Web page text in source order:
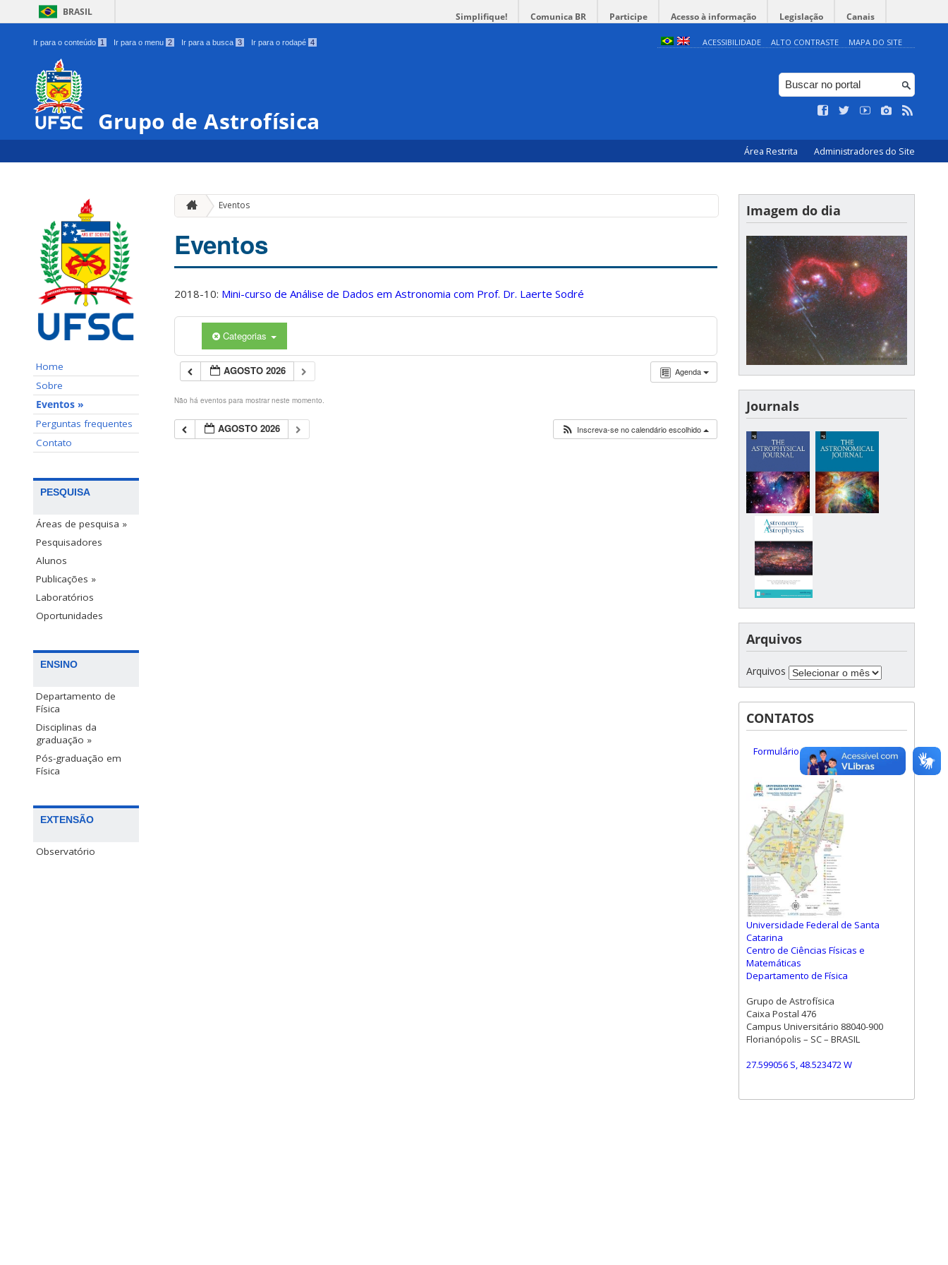
BRASIL Simplifique! Comunica BR Participe Acesso à informação Legislação Canais
Ir para o conteúdo 1 Ir para o menu 2 Ir para a busca 3 Ir para o rodapé 4 ACESSIBILIDADE ALTO CONTRASTE MAPA DO SITE
Grupo de Astrofísica
Área Restrita Administradores do Site
Home
Sobre
Eventos »
Perguntas frequentes
Contato
PESQUISA
Áreas de pesquisa »
Pesquisadores
Alunos
Publicações »
Laboratórios
Oportunidades
ENSINO
Departamento de
Física
Disciplinas da
graduação »
Pós-graduação em
Física
EXTENSÃO
Observatório
Eventos
Eventos
2018-10: Mini-curso de Análise de Dados em Astronomia com Prof. Dr. Laerte Sodré
Categorias
Agenda
AGOSTO 2026
Não há eventos para mostrar neste momento.
AGOSTO 2026 Inscreva-se no calendário escolhido
Imagem do dia
Journals
Arquivos
Arquivos
CONTATOS
Formulário de Contato
Universidade Federal de Santa
Catarina
Centro de Ciências Físicas e
Matemáticas
Departamento de Física
Grupo de Astrofísica
Caixa Postal 476
Campus Universitário 88040-900
Florianópolis – SC – BRASIL
27.599056 S, 48.523472 W